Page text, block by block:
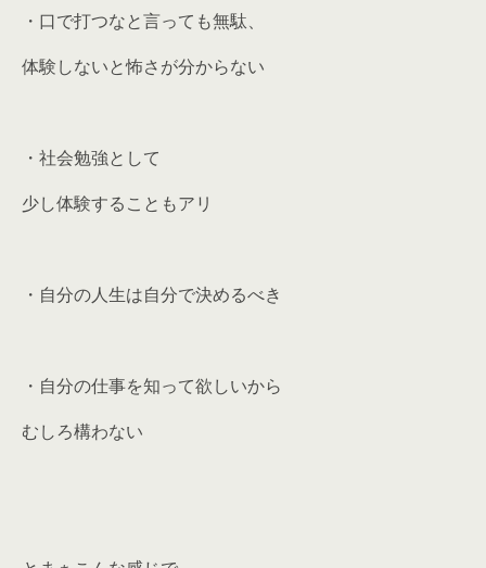
・口で打つなと言っても無駄、
体験しないと怖さが分からない
・社会勉強として
少し体験することもアリ
・自分の人生は自分で決めるべき
・自分の仕事を知って欲しいから
むしろ構わない